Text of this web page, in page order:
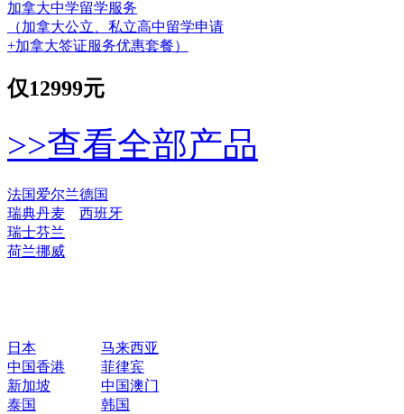
加拿大中学留学服务
（加拿大公立、私立高中留学申请
+加拿大签证服务优惠套餐）
仅12999元
>>查看全部产品
法国爱尔兰德国
瑞典丹麦
西班牙
瑞士芬兰
荷兰挪威
日本
马来西亚
中国香港
菲律宾
新加坡
中国澳门
泰国
韩国